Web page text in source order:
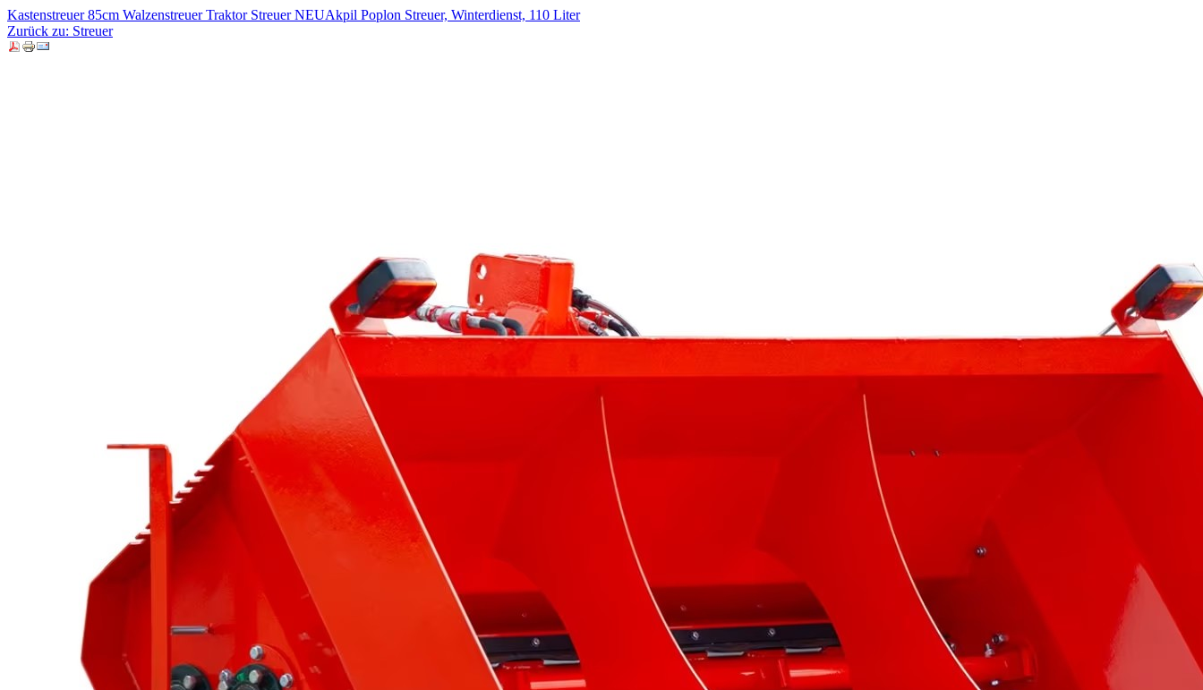
Kastenstreuer 85cm Walzenstreuer Traktor Streuer NEUAkpil Poplon Streuer, Winterdienst, 110 Liter
Zurück zu: Streuer